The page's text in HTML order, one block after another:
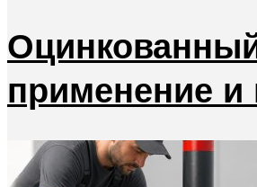
применение